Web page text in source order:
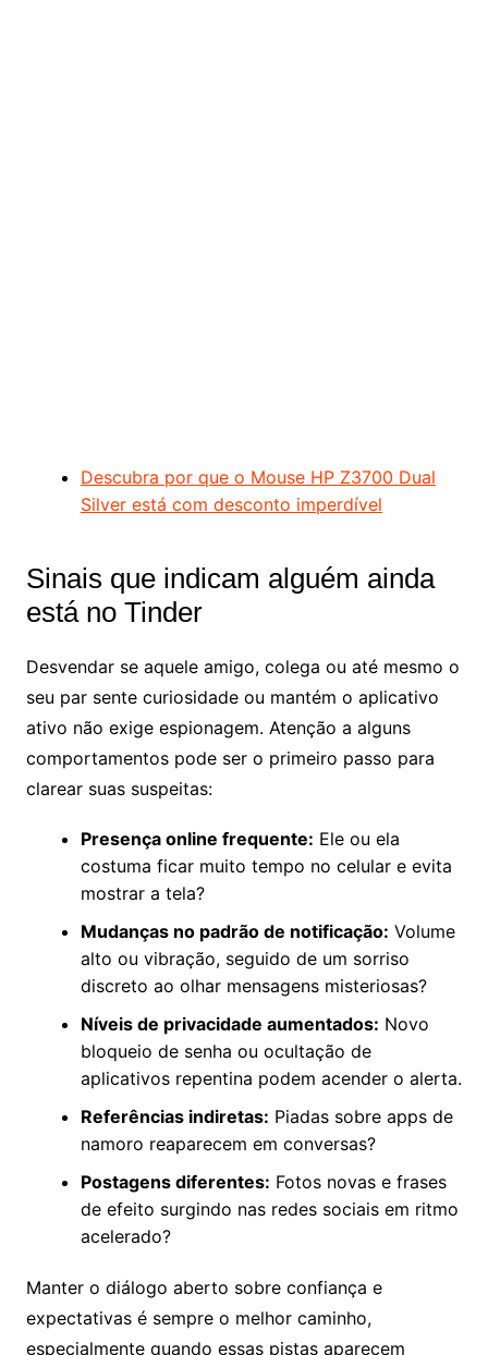
Descubra por que o Mouse HP Z3700 Dual
Silver está com desconto imperdível
Sinais que indicam alguém ainda
está no Tinder
Desvendar se aquele amigo, colega ou até mesmo o
seu par sente curiosidade ou mantém o aplicativo
ativo não exige espionagem. Atenção a alguns
comportamentos pode ser o primeiro passo para
clarear suas suspeitas:
Presença online frequente: Ele ou ela
costuma ficar muito tempo no celular e evita
mostrar a tela?
Mudanças no padrão de notificação: Volume
alto ou vibração, seguido de um sorriso
discreto ao olhar mensagens misteriosas?
Níveis de privacidade aumentados: Novo
bloqueio de senha ou ocultação de
aplicativos repentina podem acender o alerta.
Referências indiretas: Piadas sobre apps de
namoro reaparecem em conversas?
Postagens diferentes: Fotos novas e frases
de efeito surgindo nas redes sociais em ritmo
acelerado?
Manter o diálogo aberto sobre confiança e
expectativas é sempre o melhor caminho,
especialmente quando essas pistas aparecem